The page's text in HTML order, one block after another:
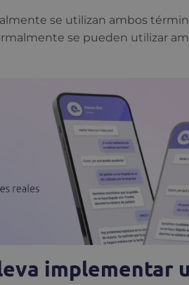
se utilizan ambos
se pueden utilizar
implementar